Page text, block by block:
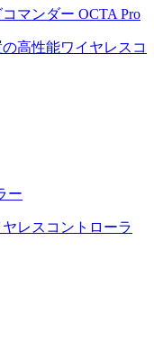
マンダー OCTA Pro
高性能ワイヤレスコ
ー
レスコントローラ